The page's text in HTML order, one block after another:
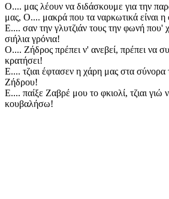
Ο.... μας λέουν να διδάσκουμε για την
μας, Ο.... μακρά που τα ναρκωτικά είναι
Ε.... σαν την γλυτζιάν τους την φωνή που'
σιήλια γρόνια!
Ο.... Ζήδρος πρέπει ν' ανεβεί, πρέπει να
κρατήσει!
Ε.... τζιαι έφτασεν η χάρη μας στα
Ζήδρου!
Ε.... παίξε Ζαβρέ μου το φκιολί, τζιαι
κουβαλήσω!